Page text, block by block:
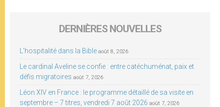
DERNIÈRES NOUVELLES
L’hospitalité dans la Bible août 8, 2026
Le cardinal Aveline se confie : entre catéchuménat, paix et
défis migratoires août 7, 2026
Léon XIV en France : le programme détaillé de sa visite en
septembre – 7 titres, vendredi 7 août 2026 août 7, 2026